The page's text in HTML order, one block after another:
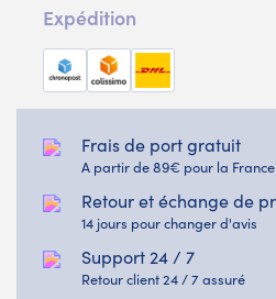
Expédition
Frais de port gratuit
A partir de 89€ pour la
Retour et échange de
14 jours pour changer d'avis
Support 24 / 7
Retour client 24 / 7 assuré